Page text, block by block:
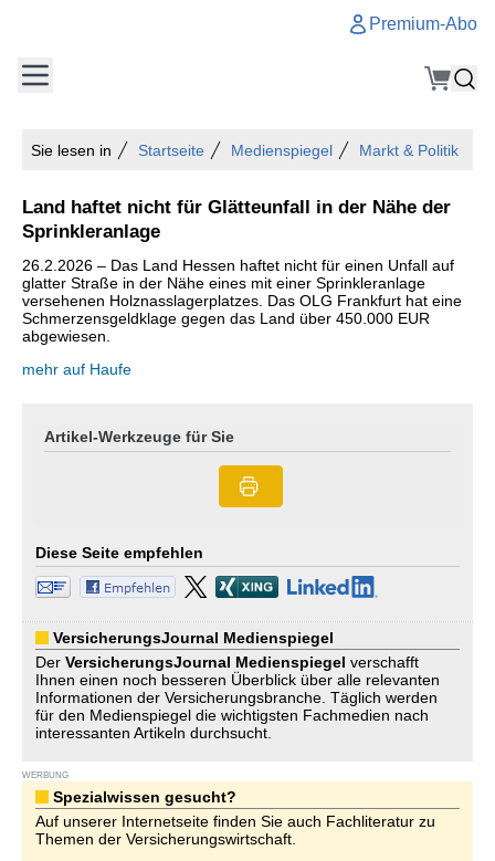
Premium-Abo
Sie lesen in Startseite Medienspiegel Markt & Politik
Land haftet nicht für Glätteunfall in der Nähe der
Sprinkleranlage
26.2.2026 – Das Land Hessen haftet nicht für einen Unfall auf
glatter Straße in der Nähe eines mit einer Sprinkleranlage
versehenen Holznasslagerplatzes. Das OLG Frankfurt hat eine
Schmerzensgeldklage gegen das Land über 450.000 EUR
abgewiesen.
mehr auf Haufe
Artikel-Werkzeuge für Sie
Diese Seite empfehlen
VersicherungsJournal Medienspiegel
Der VersicherungsJournal Medienspiegel verschafft
Ihnen einen noch besseren Überblick über alle relevanten
Informationen der Versicherungsbranche. Täglich werden
für den Medienspiegel die wichtigsten Fachmedien nach
interessanten Artikeln durchsucht.
WERBUNG
Spezialwissen gesucht?
Auf unserer Internetseite finden Sie auch Fachliteratur zu
Themen der Versicherungswirtschaft.